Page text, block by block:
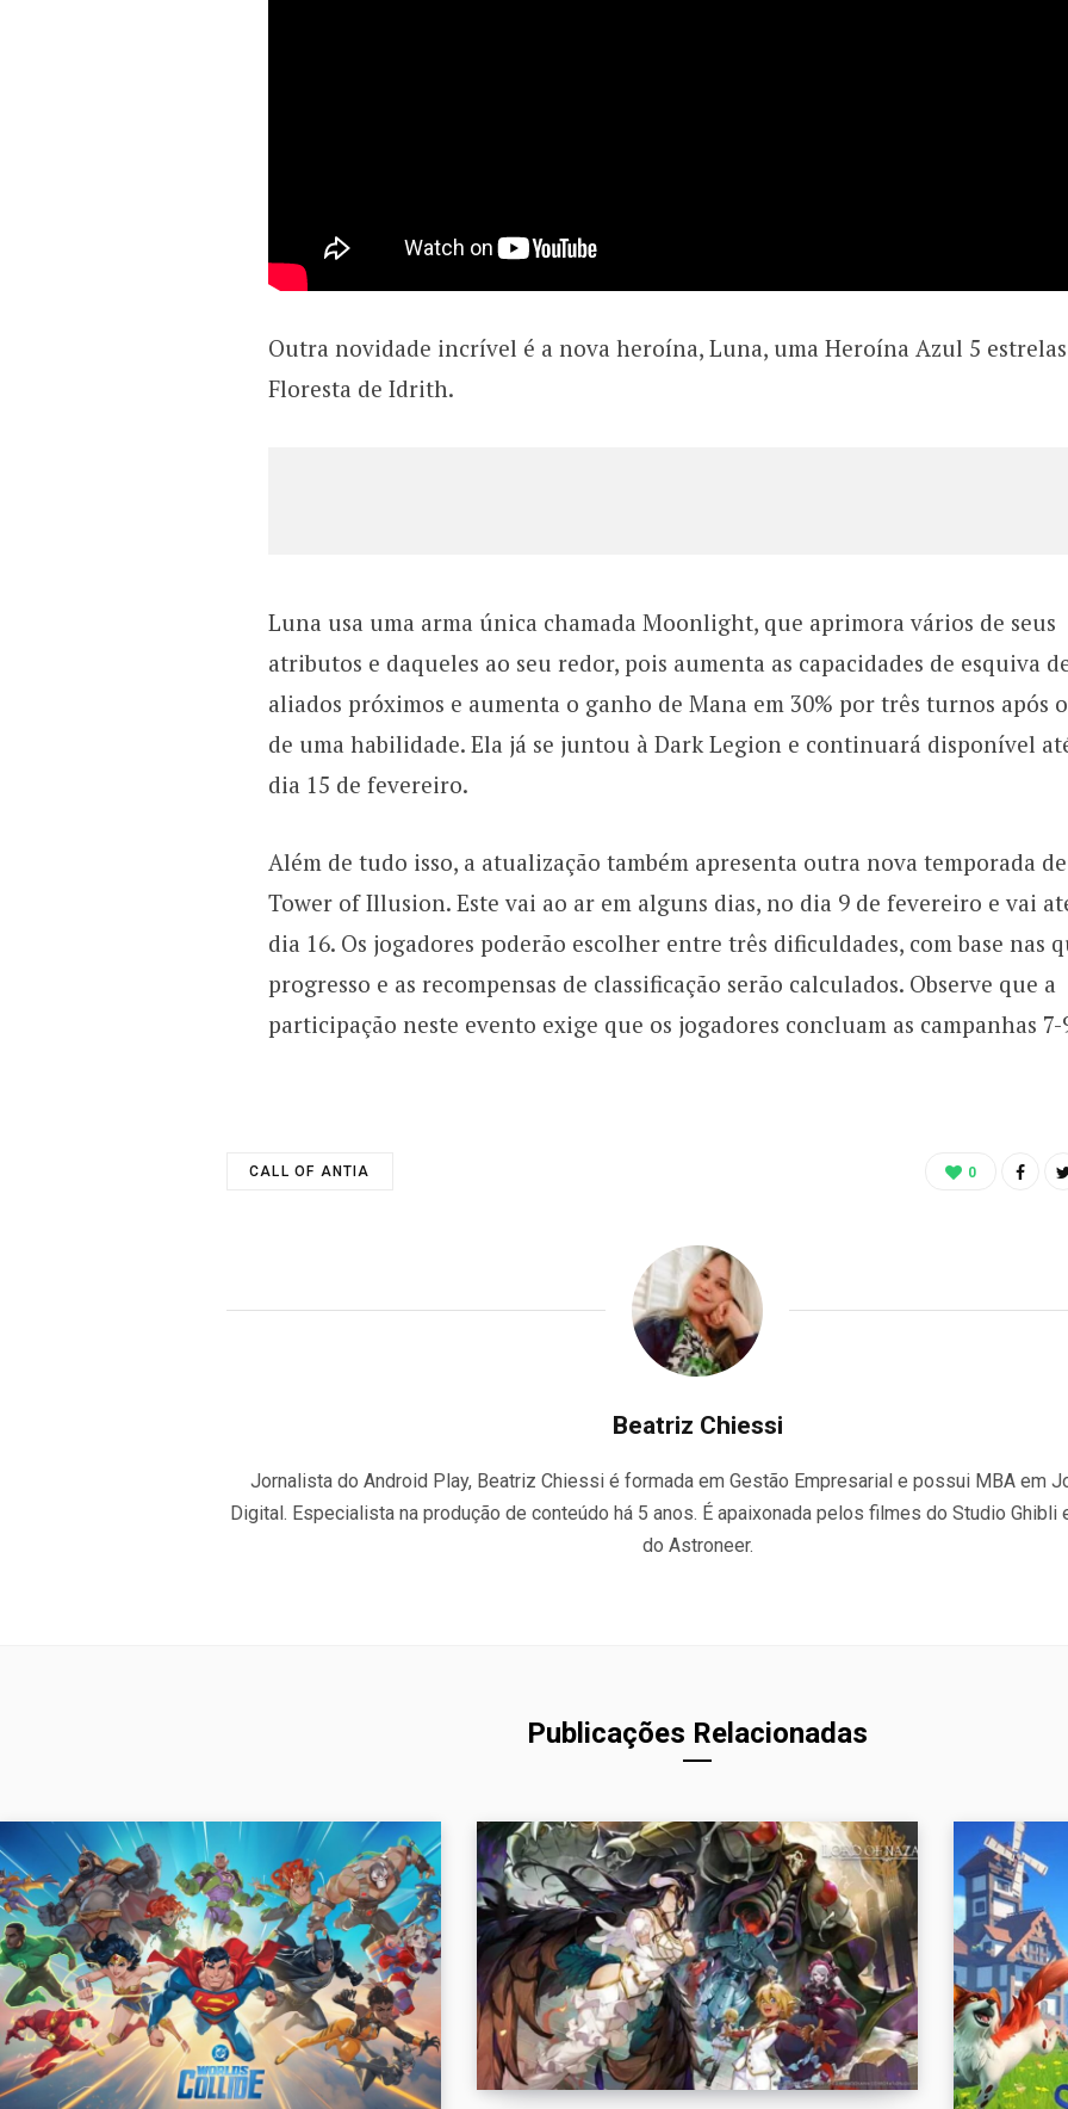
Outra novidade incrível é a nova heroína, Luna, uma Heroína Azul 5
Floresta de Idrith.
Luna usa uma arma única chamada Moonlight, que aprimora vários de seus
atributos e daqueles ao seu redor, pois aumenta as capacidades de esquiva
aliados próximos e aumenta o ganho de Mana em 30% por três turnos após
de uma habilidade. Ela já se juntou à Dark Legion e continuará disponível
dia 15 de fevereiro.
Além de tudo isso, a atualização também apresenta outra nova temporada de
Tower of Illusion. Este vai ao ar em alguns dias, no dia 9 de fevereiro e vai
dia 16. Os jogadores poderão escolher entre três dificuldades, com base nas
progresso e as recompensas de classificação serão calculados. Observe que a
participação neste evento exige que os jogadores concluam as campanhas 7-
CALL OF ANTIA 0
Beatriz Chiessi
Jornalista do Android Play, Beatriz Chiessi é formada em Gestão Empresarial e possui MBA em
Digital. Especialista na produção de conteúdo há 5 anos. É apaixonada pelos filmes do Studio Ghibli
do Astroneer.
Publicações Relacionadas